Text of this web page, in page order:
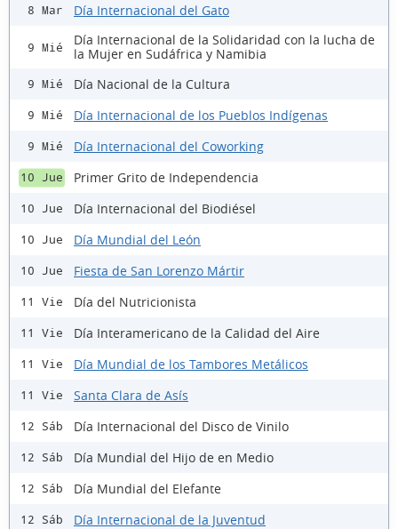
8 Mar Día Internacional del Gato
9 Mié
Día Internacional de la Solidaridad con la lucha de
la Mujer en Sudáfrica y Namibia
9 Mié Día Nacional de la Cultura
9 Mié Día Internacional de los Pueblos Indígenas
9 Mié Día Internacional del Coworking
10 Jue Primer Grito de Independencia
10 Jue Día Internacional del Biodiésel
10 Jue Día Mundial del León
10 Jue Fiesta de San Lorenzo Mártir
11 Vie Día del Nutricionista
11 Vie Día Interamericano de la Calidad del Aire
11 Vie Día Mundial de los Tambores Metálicos
11 Vie Santa Clara de Asís
12 Sáb Día Internacional del Disco de Vinilo
12 Sáb Día Mundial del Hijo de en Medio
12 Sáb Día Mundial del Elefante
12 Sáb Día Internacional de la Juventud